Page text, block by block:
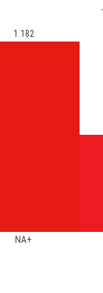
NA+
1.182